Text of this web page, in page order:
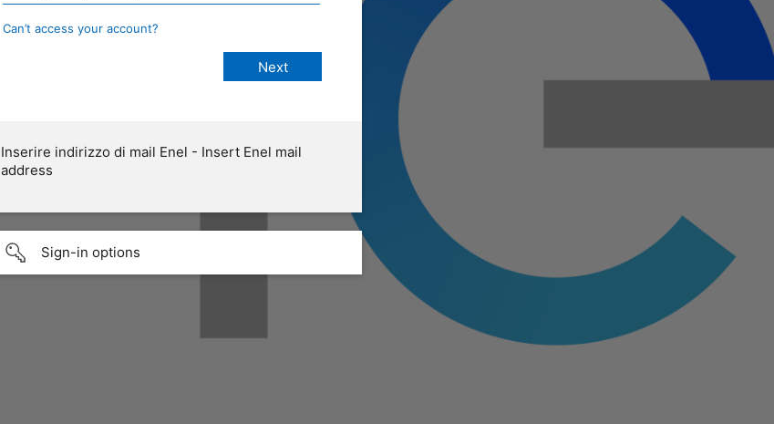
Can’t access your account?
Inserire indirizzo di mail Enel - Insert Enel mail
address
Sign-in options